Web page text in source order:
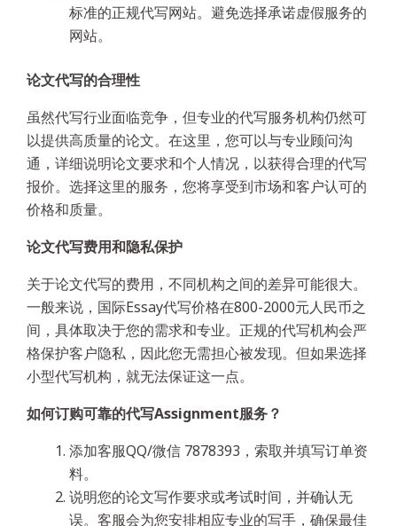
标准的正规代写网站。避免选择承诺虚假服务的
网站。
论文代写的合理性
虽然代写行业面临竞争，但专业的代写服务机构仍然可
以提供高质量的论文。在这里，您可以与专业顾问沟
通，详细说明论文要求和个人情况，以获得合理的代写
报价。选择这里的服务，您将享受到市场和客户认可的
价格和质量。
论文代写费用和隐私保护
关于论文代写的费用，不同机构之间的差异可能很大。
一般来说，国际Essay代写价格在800-2000元人民币之
间，具体取决于您的需求和专业。正规的代写机构会严
格保护客户隐私，因此您无需担心被发现。但如果选择
小型代写机构，就无法保证这一点。
如何订购可靠的代写Assignment服务？
添加客服QQ/微信 7878393，索取并填写订单资
料。
说明您的论文写作要求或考试时间，并确认无
误。客服会为您安排相应专业的写手，确保最佳